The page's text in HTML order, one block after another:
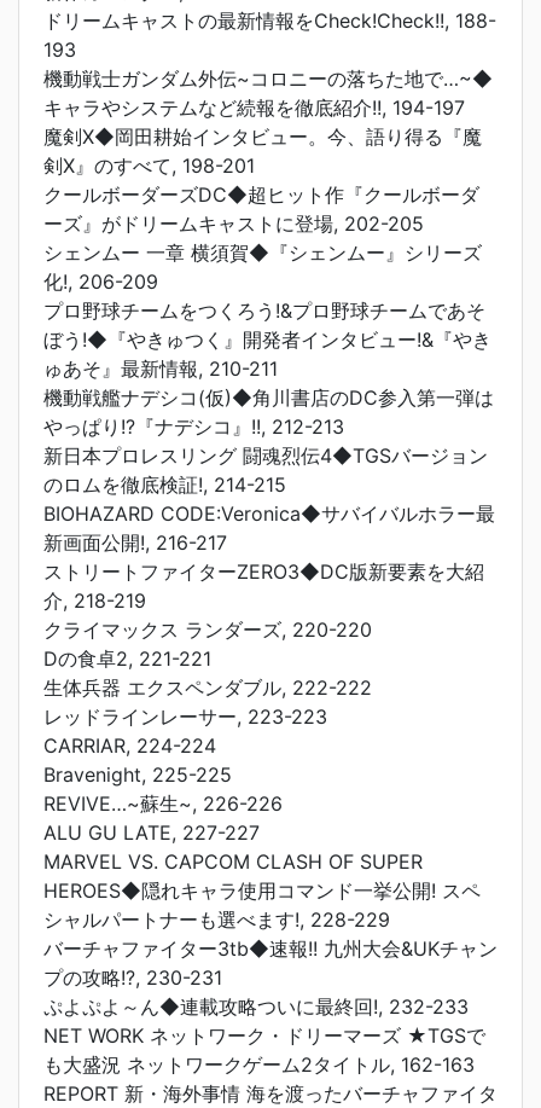
ドリームキャストの最新情報をCheck!Check!!, 188-
193
機動戦士ガンダム外伝~コロニーの落ちた地で…~◆
キャラやシステムなど続報を徹底紹介!!, 194-197
魔剣X◆岡田耕始インタビュー。今、語り得る『魔
剣X』のすべて, 198-201
クールボーダーズDC◆超ヒット作『クールボーダ
ーズ』がドリームキャストに登場, 202-205
シェンムー 一章 横須賀◆『シェンムー』シリーズ
化!, 206-209
プロ野球チームをつくろう!&プロ野球チームであそ
ぼう!◆『やきゅつく』開発者インタビュー!&『やき
ゅあそ』最新情報, 210-211
機動戦艦ナデシコ(仮)◆角川書店のDC参入第一弾は
やっぱり!?『ナデシコ』!!, 212-213
新日本プロレスリング 闘魂烈伝4◆TGSバージョン
のロムを徹底検証!, 214-215
BIOHAZARD CODE:Veronica◆サバイバルホラー最
新画面公開!, 216-217
ストリートファイターZERO3◆DC版新要素を大紹
介, 218-219
クライマックス ランダーズ, 220-220
Dの食卓2, 221-221
生体兵器 エクスペンダブル, 222-222
レッドラインレーサー, 223-223
CARRIAR, 224-224
Bravenight, 225-225
REVIVE…~蘇生~, 226-226
ALU GU LATE, 227-227
MARVEL VS. CAPCOM CLASH OF SUPER
HEROES◆隠れキャラ使用コマンド一挙公開! スペ
シャルパートナーも選べます!, 228-229
バーチャファイター3tb◆速報!! 九州大会&UKチャン
プの攻略!?, 230-231
ぷよぷよ～ん◆連載攻略ついに最終回!, 232-233
NET WORK ネットワーク・ドリーマーズ ★TGSで
も大盛況 ネットワークゲーム2タイトル, 162-163
REPORT 新・海外事情 海を渡ったバーチャファイタ